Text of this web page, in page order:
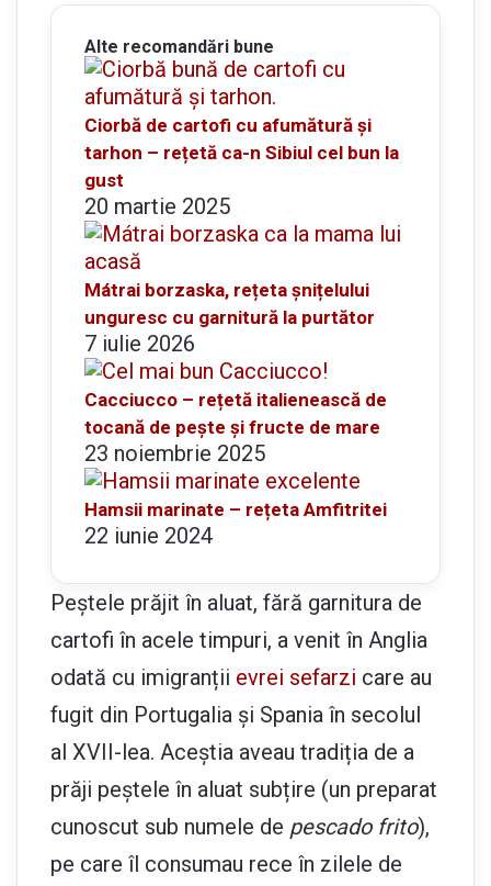
Alte recomandări bune
Ciorbă de cartofi cu afumătură și
tarhon – rețetă ca-n Sibiul cel bun la
gust
20 martie 2025
Mátrai borzaska, rețeta șnițelului
unguresc cu garnitură la purtător
7 iulie 2026
Cacciucco – rețetă italienească de
tocană de pește și fructe de mare
23 noiembrie 2025
Hamsii marinate – rețeta Amfitritei
22 iunie 2024
Peștele prăjit în aluat, fără garnitura de
cartofi în acele timpuri, a venit în Anglia
odată cu imigranții evrei sefarzi care au
fugit din Portugalia și Spania în secolul
al XVII-lea. Aceștia aveau tradiția de a
prăji peștele în aluat subțire (un preparat
cunoscut sub numele de pescado frito),
pe care îl consumau rece în zilele de